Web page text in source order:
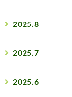
2025.8
2025.7
2025.6